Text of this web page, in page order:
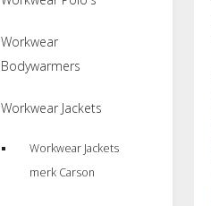
Workwear
Bodywarmers
Workwear Jackets
Workwear Jackets
merk Carson